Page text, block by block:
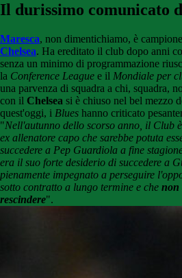
Il durissimo comunicato
Maresca, non dimentichiamo, è
Chelsea. Ha ereditato il club dopo anni
senza un minimo di programmazione
la Conference League e il Mondiale per
una parvenza di squadra a chi, squadra,
con il Chelsea si è chiuso nel bel mezzo
quest'oggi, i Blues hanno criticato
"Nell'autunno dello scorso anno, il Club
ex allenatore capo che sarebbe potuta
succedere a Pep Guardiola a fine
era il suo forte desiderio di succedere a
pienamente impegnato a perseguire
sotto contratto a lungo termine e che non
rescindere".